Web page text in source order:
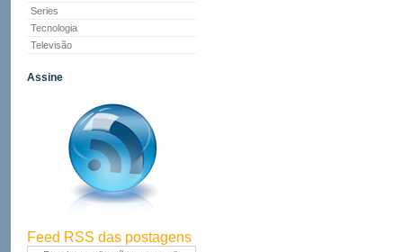
Series
Tecnologia
Televisão
Assine
Feed RSS das postagens